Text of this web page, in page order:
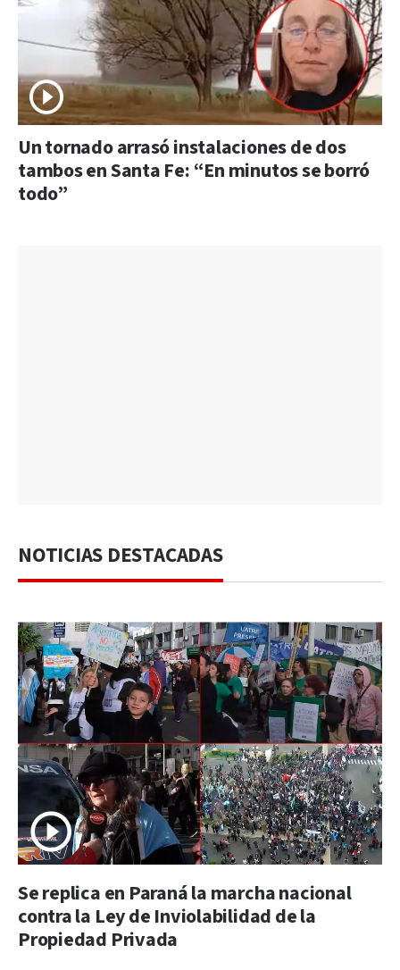
Un tornado arrasó instalaciones de dos
tambos en Santa Fe: “En minutos se borró
todo”
NOTICIAS DESTACADAS
Se replica en Paraná la marcha nacional
contra la Ley de Inviolabilidad de la
Propiedad Privada